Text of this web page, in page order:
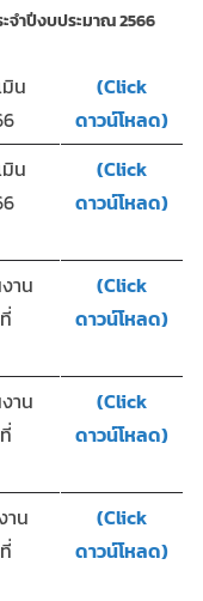
จำปีงบประมาณ 2566
น
(Click
ดาวน์โหลด)
น
(Click
ดาวน์โหลด)
าน
(Click
ดาวน์โหลด)
าน
(Click
ดาวน์โหลด)
าน
(Click
ดาวน์โหลด)